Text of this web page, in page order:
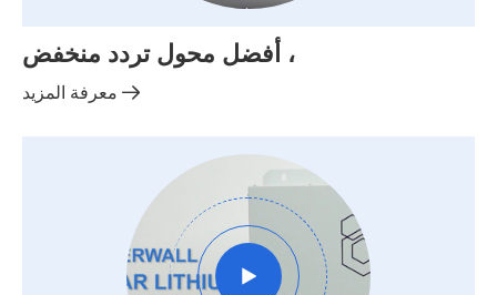
أفضل محول تردد منخفض ،

